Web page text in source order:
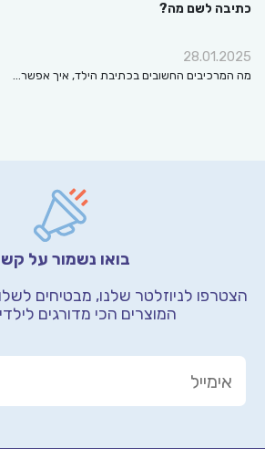
כתיבה לשם מה?
28.01.2025
מה המרכיבים החשובים בכתיבת הילד, איך אפשר…
בואו נשמור על
הצטרפו לניוזלטר שלנו, מבטיחים
המוצרים הכי מדורגים